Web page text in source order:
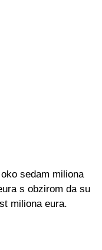
sedam miliona
s obzirom da su
miliona eura.